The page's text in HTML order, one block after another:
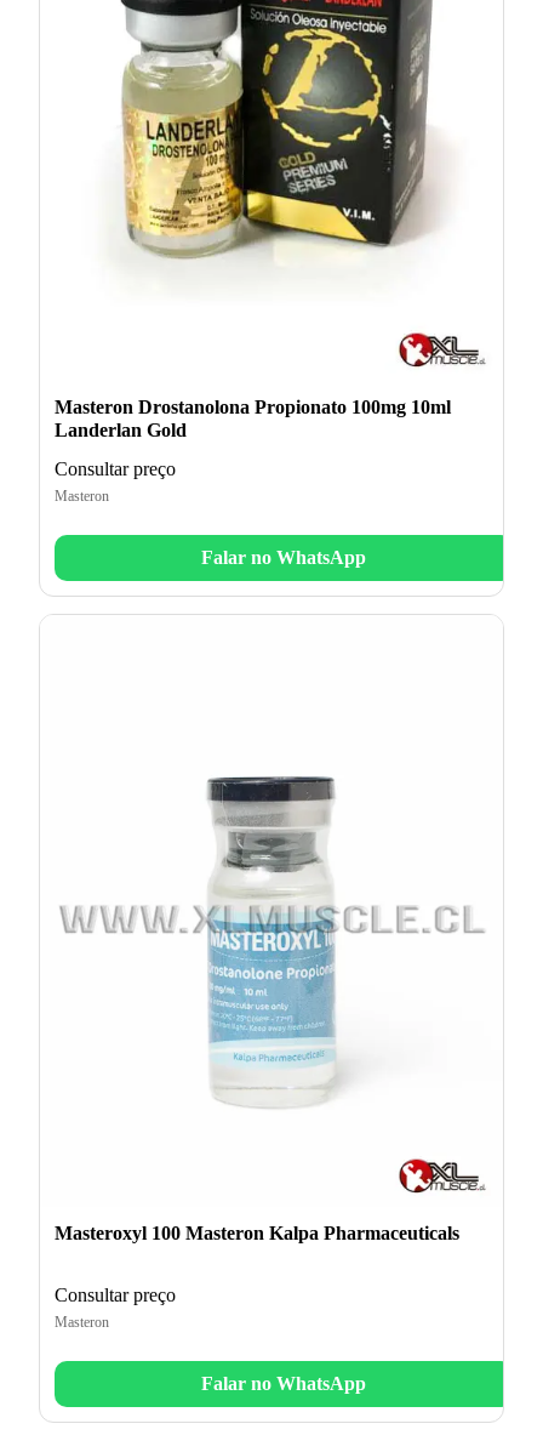
Masteron Drostanolona Propionato 100mg 10ml
Landerlan Gold
Consultar preço
Masteron
Falar no WhatsApp
Masteroxyl 100 Masteron Kalpa Pharmaceuticals
Consultar preço
Masteron
Falar no WhatsApp